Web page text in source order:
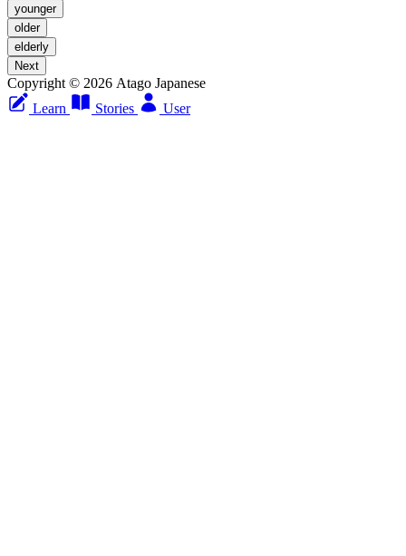
younger
older
elderly
Next
Copyright © 2026 Atago Japanese
Learn
Stories User